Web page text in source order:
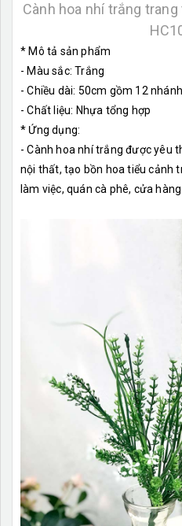
Cành hoa nhí trắng
* Mô tả sản phẩm
- Màu sắc: Trắng
- Chiều dài: 50cm gồm 12
- Chất liệu: Nhựa tổng hợp
* Ứng dụng:
- Cành hoa nhí trắng được yêu
nội thất, tạo bồn hoa tiểu cảnh
làm việc, quán cà phê, cửa